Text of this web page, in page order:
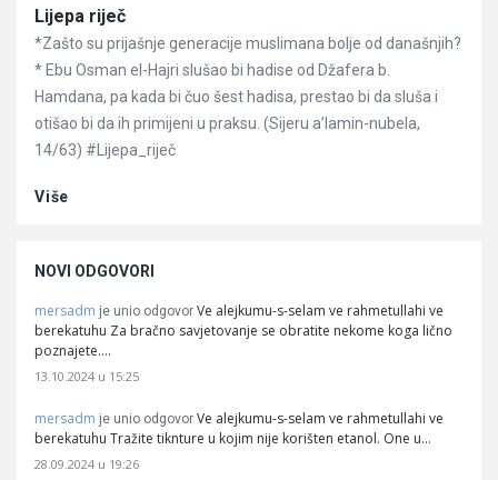
Članci
Lijepa riječ
*Zašto su prijašnje generacije muslimana bolje od današnjih?
* Ebu Osman el-Hajri slušao bi hadise od Džafera b.
Hamdana, pa kada bi čuo šest hadisa, prestao bi da sluša i
otišao bi da ih primijeni u praksu. (Sijeru a’lamin-nubela,
14/63) #Lijepa_riječ
Više
NOVI ODGOVORI
mersadm je unio odgovor Ve alejkumu-s-selam ve rahmetullahi ve
berekatuhu Za bračno savjetovanje se obratite nekome koga lično
poznajete.…
13.10.2024 u 15:25
mersadm je unio odgovor Ve alejkumu-s-selam ve rahmetullahi ve
berekatuhu Tražite tiknture u kojim nije korišten etanol. One u…
28.09.2024 u 19:26